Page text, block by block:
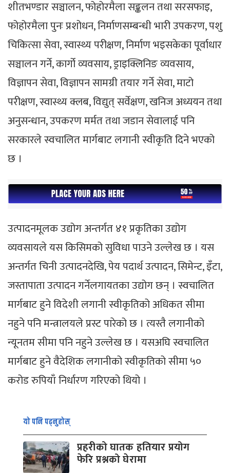
शीतभण्डार सञ्चालन, फोहोरमैला सङ्कलन तथा सरसफाइ,
फोहोरमैला पुनः प्रशोधन, निर्माणसम्बन्धी भारी उपकरण, पशु
चिकित्सा सेवा, स्वास्थ्य परीक्षण, निर्माण भइसकेका पूर्वाधार
सञ्चालन गर्ने, कार्गो व्यवसाय, ड्राइक्लिनिङ व्यवसाय,
विज्ञापन सेवा, विज्ञापन सामग्री तयार गर्ने सेवा, माटो
परीक्षण, स्वास्थ्य क्लब, विद्युत् सर्वेक्षण, खनिज अध्ययन तथा
अनुसन्धान, उपकरण मर्मत तथा जडान सेवालाई पनि
सरकारले स्वचालित मार्गबाट लगानी स्वीकृति दिने भएको
छ ।
उत्पादनमूलक उद्योग अन्तर्गत ४१ प्रकृतिका उद्योग
व्यवसायले यस किसिमको सुविधा पाउने उल्लेख छ । यस
अन्तर्गत चिनी उत्पादनदेखि, पेय पदार्थ उत्पादन, सिमेन्ट, इँटा,
जस्तापाता उत्पादन गर्नेलगायतका उद्योग छन् । स्वचालित
मार्गबाट हुने विदेशी लगानी स्वीकृतिको अधिकत सीमा
नहुने पनि मन्त्रालयले प्रस्ट पारेको छ । त्यस्तै लगानीको
न्यूनतम सीमा पनि नहुने उल्लेख छ । यसअघि स्वचालित
मार्गबाट हुने वैदेशिक लगानीको स्वीकृतिको सीमा ५०
करोड रुपियाँ निर्धारण गरिएको थियो ।
यो पनि पढ्नुहोस्
प्रहरीको घातक हतियार प्रयोग
फेरि प्रश्नको घेरामा